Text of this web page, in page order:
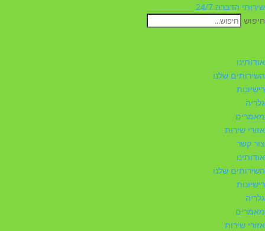
שירותי הדברה 24/7
חיפוש
אודותינו
השירותים שלנו
רישיונות
גלריה
מאמרים
אזורי שירות
צור קשר
אודותינו
השירותים שלנו
רישיונות
גלריה
מאמרים
אזורי שירות